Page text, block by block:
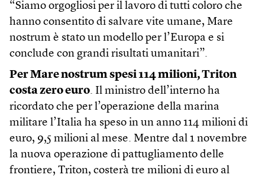
“Siamo orgogliosi per il lavoro di tutti coloro che
hanno consentito di salvare vite umane, Mare
nostrum è stato un modello per l’Europa e si
conclude con grandi risultati umanitari”.
Per Mare nostrum spesi 114 milioni, Triton
costa zero euro. Il ministro dell’interno ha
ricordato che per l’operazione della marina
militare l’Italia ha speso in un anno 114 milioni di
euro, 9,5 milioni al mese. Mentre dal 1 novembre
la nuova operazione di pattugliamento delle
frontiere, Triton, costerà tre milioni di euro al